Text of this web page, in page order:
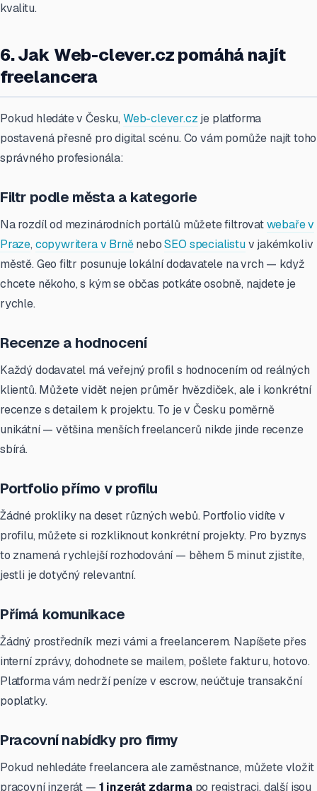
kvalitu.
6. Jak Web-clever.cz pomáhá najít
freelancera
Pokud hledáte v Česku, Web-clever.czje platforma
postavená přesně pro digital scénu. Co vám pomůže najít toho
správného profesionála:
Filtr podle města a kategorie
Na rozdíl od mezinárodních portálů můžete filtrovatwebaře v
Praze, copywritera v BrněneboSEO specialistuv jakémkoliv
městě. Geo filtr posunuje lokální dodavatele na vrch — když
chcete někoho, s kým se občas potkáte osobně, najdete je
rychle.
Recenze a hodnocení
Každý dodavatel má veřejný profil s hodnocením od reálných
klientů. Můžete vidět nejen průměr hvězdiček, ale i konkrétní
recenze s detailem k projektu. To je v Česku poměrně
unikátní — většina menších freelancerů nikde jinde recenze
sbírá.
Portfolio přímo v profilu
Žádné prokliky na deset různých webů. Portfolio vidíte v
profilu, můžete si rozkliknout konkrétní projekty. Pro byznys
to znamená rychlejší rozhodování — během 5 minut zjistíte,
jestli je dotyčný relevantní.
Přímá komunikace
Žádný prostředník mezi vámi a freelancerem. Napíšete přes
interní zprávy, dohodnete se mailem, pošlete fakturu, hotovo.
Platforma vám nedrží peníze v escrow, neúčtuje transakční
poplatky.
Pracovní nabídky pro firmy
Pokud nehledáte freelancera ale zaměstnance, můžete vložit
pracovní inzerát — 1 inzerát zdarmapo registraci, další jsou